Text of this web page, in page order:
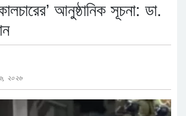
আনুষ্ঠানিক সূচনা: ডা.
২০২৬